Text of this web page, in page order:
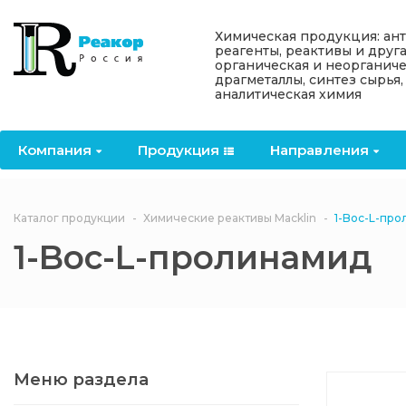
Компания Продукция Направления
Назад
Компания
Лицензии
Документы
Филиалы
Назад
Продукция
OceanСhem
Антипирены
антипирены
3ASenrise
Назад
Направления
Отвердители
Назад
Информация
Акции
Политика
конфиденциальности
Химическая продукция:
реагенты, реактивы и
органическая и
драгметаллы, синтез сырья,
аналитическая химия
Каталог продукции Химические реактивы Macklin 1-Boc-L-
1-Boc-L-пролинамид
Меню раздела